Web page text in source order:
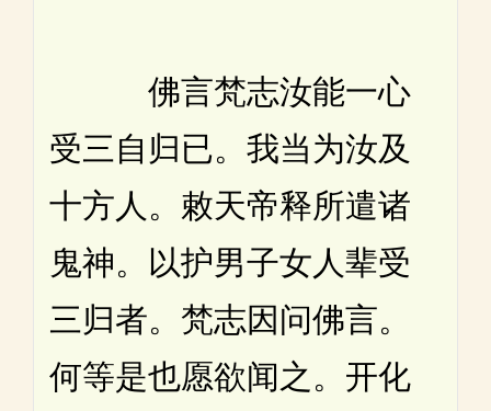
佛言梵志汝能一心
受三自归已。我当为汝及
十方人。敕天帝释所遣诸
鬼神。以护男子女人辈受
三归者。梵志因问佛言。
何等是也愿欲闻之。开化